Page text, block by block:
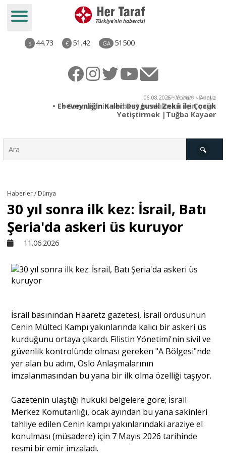
$ 44.73 € 51.42 GA 51500
06.08.2026 • Yorum - Analiz
• Ebeveynliğin Kalbi: Duygusal Zekâ ile Çocuk
Yetiştirmek |Tuğba Kayaer
Derkenar
Ekonomi
Dünya
Yorum - Analiz
Söyleşi
Yazı Dizisi
Haberler / Dünya
30 yıl sonra ilk kez: İsrail, Batı
Şeria'da askeri üs kuruyor
11.06.2026
İsrail basınından Haaretz gazetesi, İsrail ordusunun
Cenin Mülteci Kampı yakınlarında kalıcı bir askeri üs
kurduğunu ortaya çıkardı. Filistin Yönetimi'nin sivil ve
güvenlik kontrolünde olması gereken "A Bölgesi"nde
yer alan bu adım, Oslo Anlaşmalarının
imzalanmasından bu yana bir ilk olma özelliği taşıyor.
Gazetenin ulaştığı hukuki belgelere göre; İsrail
Merkez Komutanlığı, ocak ayından bu yana sakinleri
tahliye edilen Cenin kampı yakınlarındaki araziye el
konulması (müsadere) için 7 Mayıs 2026 tarihinde
resmi bir emir imzaladı.